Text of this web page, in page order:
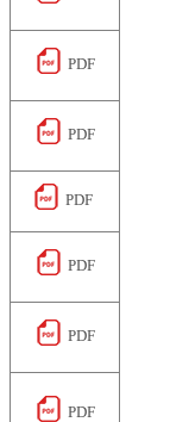
PDF
PDF
PDF
PDF
PDF
PDF